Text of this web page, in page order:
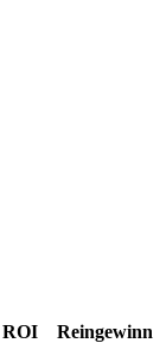
ROI Reingewinn